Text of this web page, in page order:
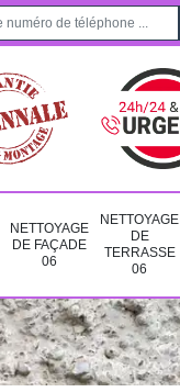
NETTOYAGE
DE FAÇADE
06
NETTOYAGE
DE
TERRASSE
06